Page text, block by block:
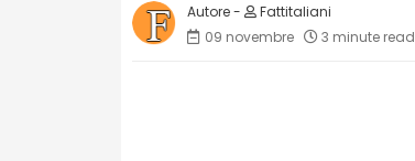
Fattitaliani
09 novembre
3 minute read